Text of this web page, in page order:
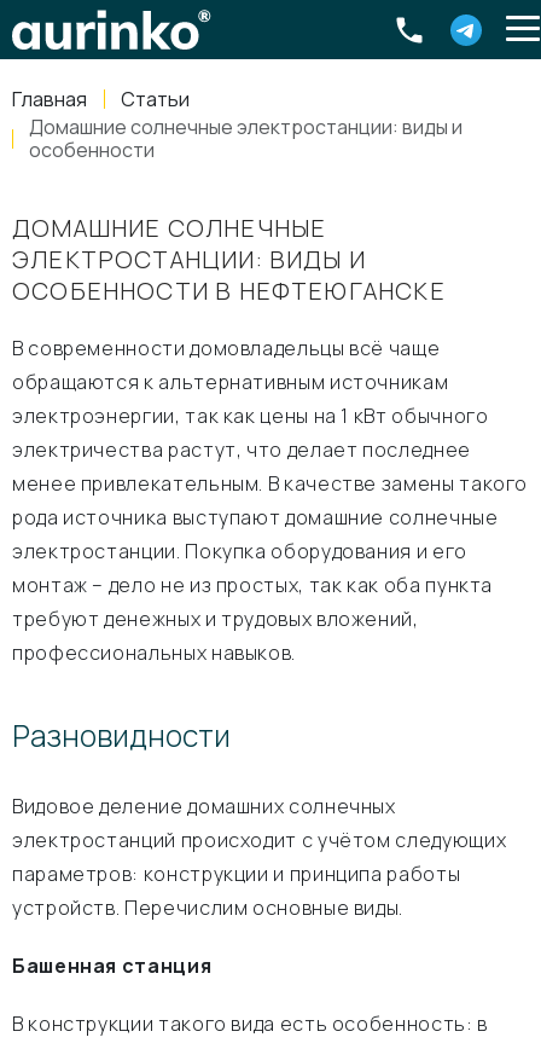
Главная
Статьи
Домашние солнечные электростанции: виды и
особенности
ДОМАШНИЕ СОЛНЕЧНЫЕ
ЭЛЕКТРОСТАНЦИИ: ВИДЫ И
ОСОБЕННОСТИ В НЕФТЕЮГАНСКЕ
В современности домовладельцы всё чаще
обращаются к альтернативным источникам
электроэнергии, так как цены на 1 кВт обычного
электричества растут, что делает последнее
менее привлекательным. В качестве замены такого
рода источника выступают домашние солнечные
электростанции. Покупка оборудования и его
монтаж – дело не из простых, так как оба пункта
требуют денежных и трудовых вложений,
профессиональных навыков.
Разновидности
Видовое деление домашних солнечных
электростанций происходит с учётом следующих
параметров: конструкции и принципа работы
устройств. Перечислим основные виды.
Башенная станция
В конструкции такого вида есть особенность: в
Россия, Свердловская область Екатеринбург ,
8-800-770-79-40